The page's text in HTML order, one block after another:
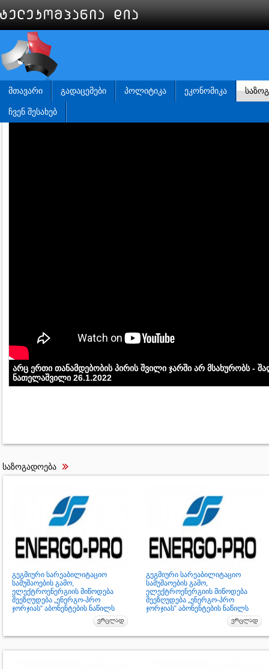
ᲛᲗᲐᲕᲐᲠᲘ ᲒᲐᲓᲐᲪᲔᲛᲔᲑᲘ ᲞᲝᲚᲘᲢᲘᲙᲐ ᲔᲙᲝᲜᲝᲛᲘᲙᲐ
ᲩᲕᲔᲜ ᲨᲔᲡᲐᲮᲔᲑ
არც ერთი თანამდებობის პირის შვილი ჯარში არ მსახურობს -
ნათელაშვილი 26.1.2022
საზოგადოება
გეგმიური სარეაბილიტაციო
სამუშაოების გამო,
ელექტროენერგიის მიწოდება
შეეზღუდება „ენერგო-პრო
ჯორჯიას“ აბონენტების ნაწილს
გეგმიური სარეაბილიტაციო
სამუშაოების გამო,
ელექტროენერგიის მიწოდება
შეეზღუდება „ენერგო-პრო
ჯორჯიას“ აბონენტების ნაწილს